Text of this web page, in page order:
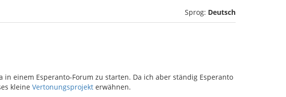
Sprog: Deutsch
einem Esperanto-Forum zu starten. Da ich aber ständig Esperanto
kleine Vertonungsprojekt erwähnen.